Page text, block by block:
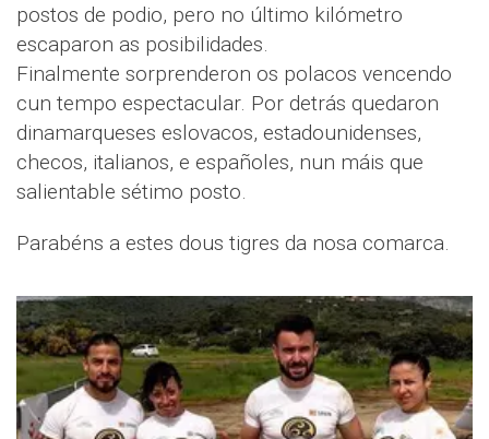
postos de podio, pero no último kilómetro
escaparon as posibilidades.
Finalmente sorprenderon os polacos vencendo
cun tempo espectacular. Por detrás quedaron
dinamarqueses eslovacos, estadounidenses,
checos, italianos, e españoles, nun máis que
salientable sétimo posto.
Parabéns a estes dous tigres da nosa comarca.